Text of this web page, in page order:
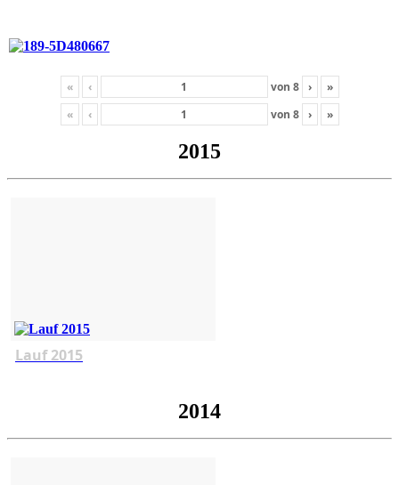
« ‹ von 8 ›
»
«
‹ von 8 › »
2015
Lauf 2015
2014